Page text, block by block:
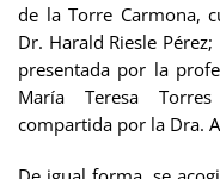
de la Torre Carmona,
Dr. Harald Riesle
presentada por la
María Teresa
compartida por la Dra.